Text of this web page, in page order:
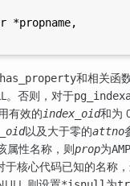
*propname,
和相关函
。否则，对于
有效的index_oid和为
以及大于零的attno
属性名称，则prop为
核心代码已知的名称